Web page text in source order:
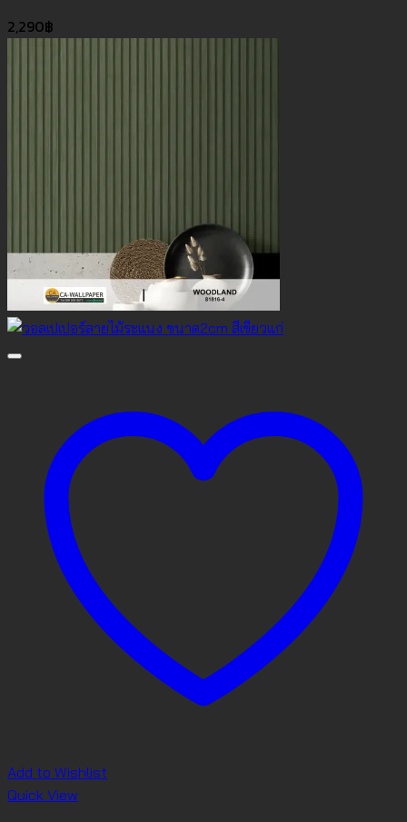
2,290฿
Add to Wishlist
Quick View